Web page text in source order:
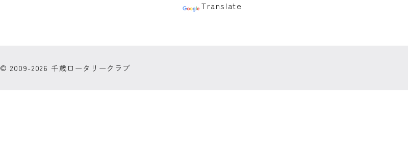
Translate
© 2009-2026 千歳ロータリークラブ